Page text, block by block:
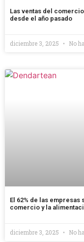
Las ventas del
desde el año pasado
diciembre 3, 2025 No
El 62% de las
comercio y la
diciembre 3, 2025 No